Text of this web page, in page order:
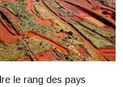
le rang des pays